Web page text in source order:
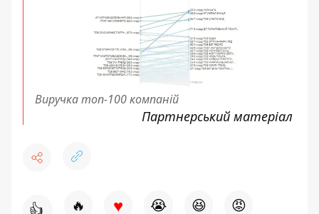
Виручка топ-100 компаній
Партнерський матеріал
👍 🔥 ♥ 😭 😆 😡